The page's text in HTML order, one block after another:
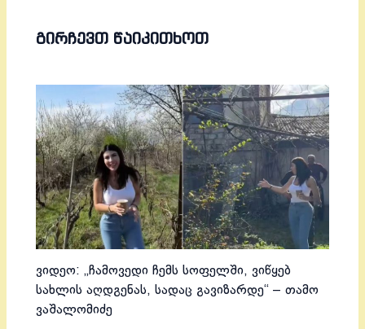
ᲒᲘᲠᲩᲔᲕᲗ ᲬᲐᲘᲙᲘᲗᲮᲝᲗ
ვიდეო: „ჩამოვედი ჩემს სოფელში, ვიწყებ
სახლის აღდგენას, სადაც გავიზარდე“ – თამო
ვაშალომიძე